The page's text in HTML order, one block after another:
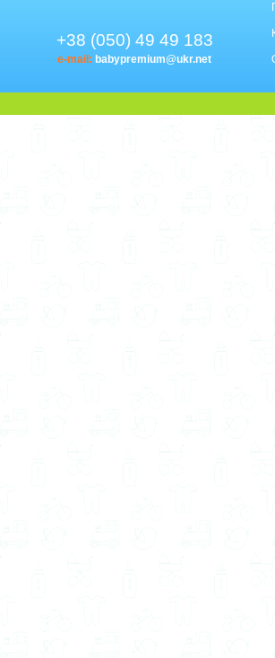
+38 (050) 49 49 183
e-mail: babypremium@ukr.net